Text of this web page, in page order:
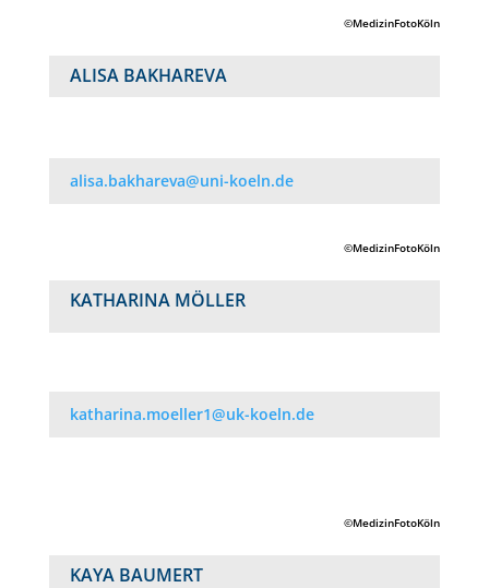
©MedizinFotoKöln
ALISA BAKHAREVA
alisa.bakhareva@uni-koeln.de
©MedizinFotoKöln
KATHARINA MÖLLER
katharina.moeller1@uk-koeln.de
©MedizinFotoKöln
KAYA BAUMERT